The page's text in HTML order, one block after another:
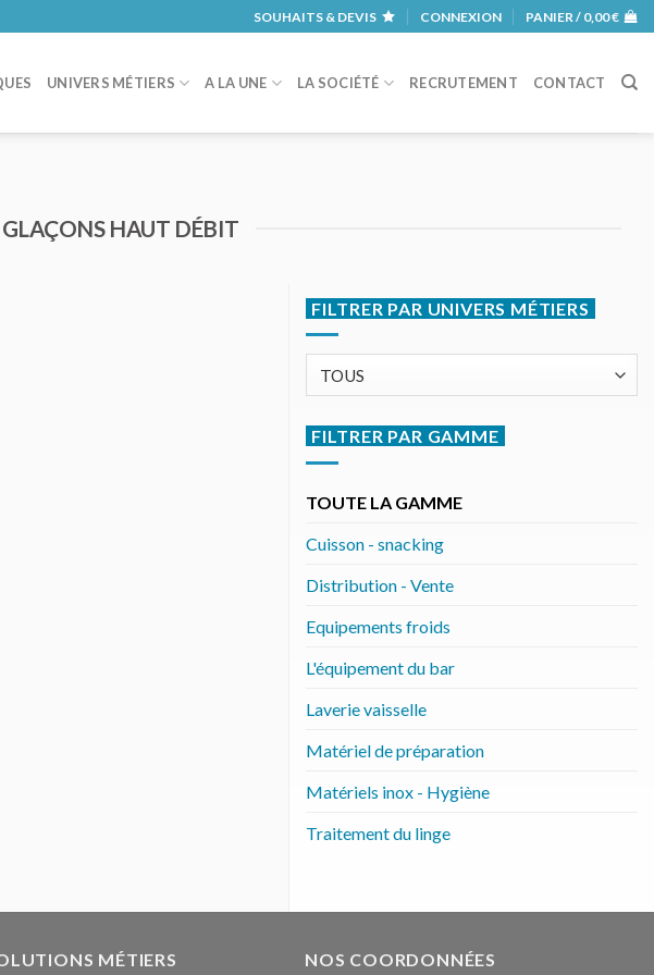
SOUHAITS & DEVIS CONNEXION PANIER / 0,00€
UNIVERS MÉTIERS A LA UNE LA SOCIÉTÉ RECRUTEMENT CONTACT
HAUT DÉBIT
FILTRER PAR UNIVERS MÉTIERS
FILTRER PAR GAMME
TOUTE LA GAMME
Cuisson - snacking
Distribution - Vente
Equipements froids
L'équipement du bar
Laverie vaisselle
Matériel de préparation
Matériels inox - Hygiène
Traitement du linge
MÉTIERS NOS COORDONNÉES